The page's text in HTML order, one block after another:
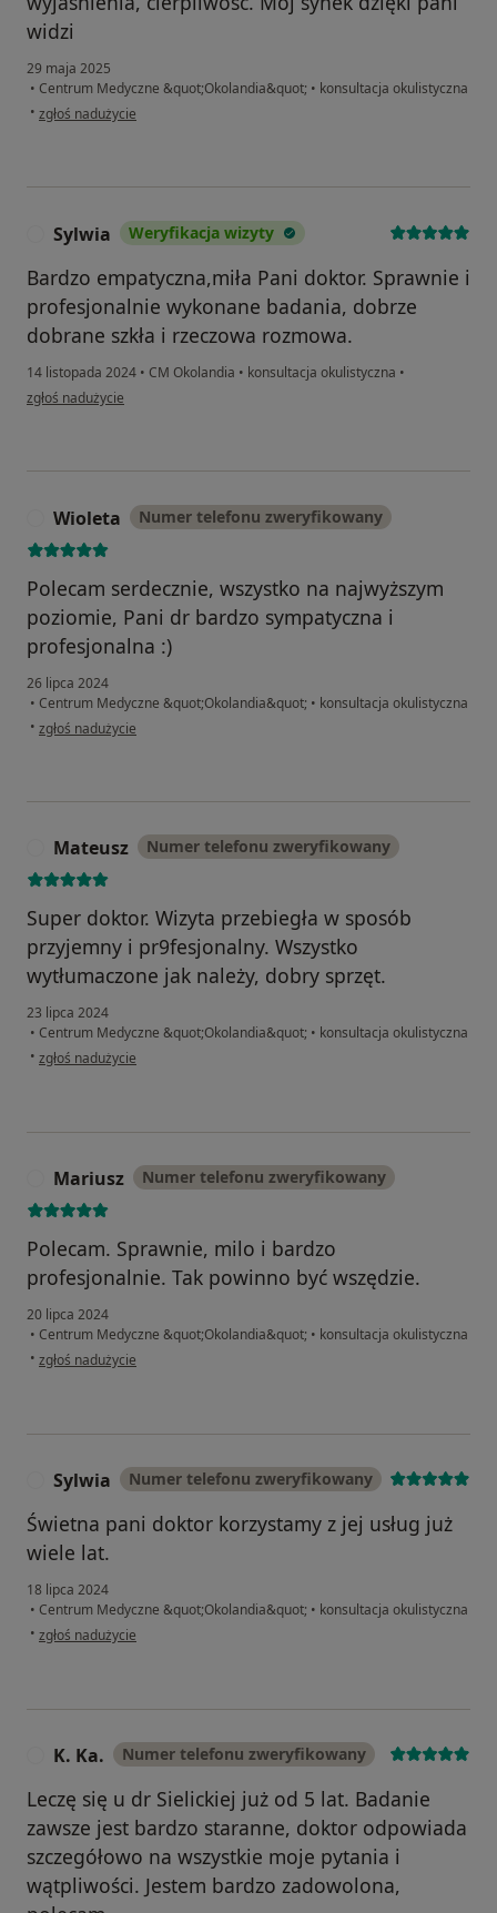
widzi
29 maja 2025
• Centrum Medyczne &quot;Okolandia&quot; • konsultacja okulistyczna
• w opinii użytkownika Aleksandra Ciechanowska
zgłoś nadużycie
Sylwia Weryfikacja wizyty
Bardzo empatyczna,miła Pani doktor. Sprawnie i
profesjonalnie wykonane badania, dobrze
dobrane szkła i rzeczowa rozmowa.
14 listopada 2024 • CM Okolandia • konsultacja okulistyczna •
w opinii użytkownika Sylwia
zgłoś nadużycie
Wioleta Numer telefonu zweryfikowany
Polecam serdecznie, wszystko na najwyższym
poziomie, Pani dr bardzo sympatyczna i
profesjonalna :)
26 lipca 2024
• Centrum Medyczne &quot;Okolandia&quot; • konsultacja okulistyczna
• w opinii użytkownika Wioleta
zgłoś nadużycie
Mateusz Numer telefonu zweryfikowany
Super doktor. Wizyta przebiegła w sposób
przyjemny i pr9fesjonalny. Wszystko
wytłumaczone jak należy, dobry sprzęt.
23 lipca 2024
• Centrum Medyczne &quot;Okolandia&quot; • konsultacja okulistyczna
• w opinii użytkownika Mateusz
zgłoś nadużycie
Mariusz Numer telefonu zweryfikowany
Polecam. Sprawnie, milo i bardzo
profesjonalnie. Tak powinno być wszędzie.
20 lipca 2024
• Centrum Medyczne &quot;Okolandia&quot; • konsultacja okulistyczna
• w opinii użytkownika Mariusz
zgłoś nadużycie
Sylwia Numer telefonu zweryfikowany
Świetna pani doktor korzystamy z jej usług już
wiele lat.
18 lipca 2024
• Centrum Medyczne &quot;Okolandia&quot; • konsultacja okulistyczna
• w opinii użytkownika Sylwia
zgłoś nadużycie
K. Ka. Numer telefonu zweryfikowany
Leczę się u dr Sielickiej już od 5 lat. Badanie
zawsze jest bardzo staranne, doktor odpowiada
szczegółowo na wszystkie moje pytania i
wątpliwości. Jestem bardzo zadowolona,